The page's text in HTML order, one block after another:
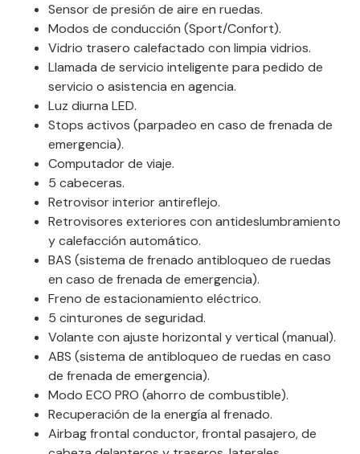
Sensor de presión de aire en ruedas.
Modos de conducción (Sport/Confort).
Vidrio trasero calefactado con limpia vidrios.
Llamada de servicio inteligente para pedido de
servicio o asistencia en agencia.
Luz diurna LED.
Stops activos (parpadeo en caso de frenada de
emergencia).
Computador de viaje.
5 cabeceras.
Retrovisor interior antireflejo.
Retrovisores exteriores con antideslumbramiento
y calefacción automático.
BAS (sistema de frenado antibloqueo de ruedas
en caso de frenada de emergencia).
Freno de estacionamiento eléctrico.
5 cinturones de seguridad.
Volante con ajuste horizontal y vertical (manual).
ABS (sistema de antibloqueo de ruedas en caso
de frenada de emergencia).
Modo ECO PRO (ahorro de combustible).
Recuperación de la energía al frenado.
Airbag frontal conductor, frontal pasajero, de